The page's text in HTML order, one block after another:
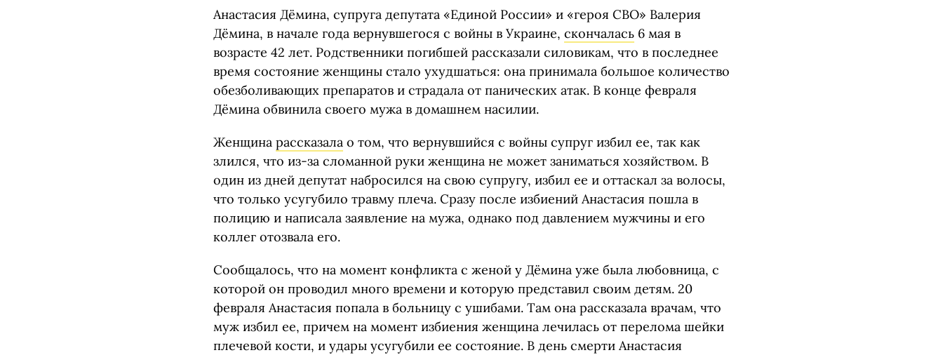
Анастасия Дёмина, супруга депутата «Единой России» и «героя СВО» Валерия
Дёмина, в начале года вернувшегося с войны в Украине, скончалась 6 мая в
возрасте 42 лет. Родственники погибшей рассказали силовикам, что в последнее
время состояние женщины стало ухудшаться: она принимала большое количество
обезболивающих препаратов и страдала от панических атак. В конце февраля
Дёмина обвинила своего мужа в домашнем насилии.
Женщина рассказала о том, что вернувшийся с войны супруг избил ее, так как
злился, что из-за сломанной руки женщина не может заниматься хозяйством. В
один из дней депутат набросился на свою супругу, избил ее и оттаскал за волосы,
что только усугубило травму плеча. Сразу после избиений Анастасия пошла в
полицию и написала заявление на мужа, однако под давлением мужчины и его
коллег отозвала его.
Сообщалось, что на момент конфликта с женой у Дёмина уже была любовница, с
которой он проводил много времени и которую представил своим детям. 20
февраля Анастасия попала в больницу с ушибами. Там она рассказала врачам, что
муж избил ее, причем на момент избиения женщина лечилась от перелома шейки
плечевой кости, и удары усугубили ее состояние. В день смерти Анастасия